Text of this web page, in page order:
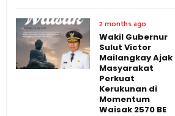
2 months ago
Wakil Gubernur
Sulut Victor
Mailangkay Ajak
Masyarakat
Perkuat
Kerukunan di
Momentum
Waisak 2570 BE